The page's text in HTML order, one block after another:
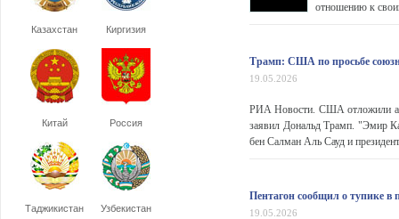
Казахстан Киргизия
Китай Россия
Таджикистан Узбекистан
отношению к
Трамп: США по просьбе
19.05.2026
РИА Новости. США отложили
заявил Дональд Трамп. "Эмир
бен Салман Аль Сауд и
Пентагон сообщил о тупике в
19.05.2026